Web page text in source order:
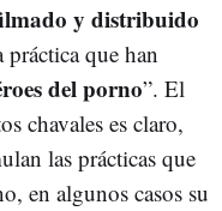
y distribuido
práctica que han
del porno”. El
chavales es claro,
las prácticas que
en algunos casos su